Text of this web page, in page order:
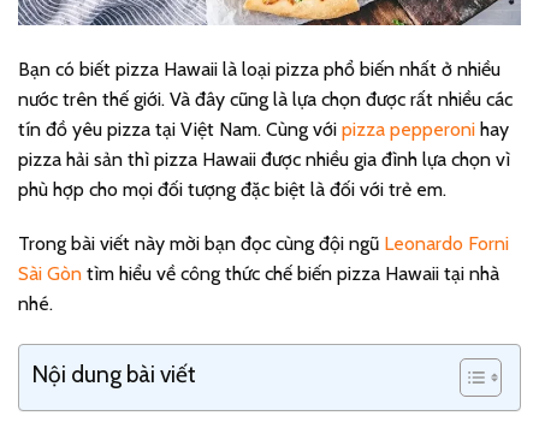
Bạn có biết pizza Hawaii là loại pizza phổ biến nhất ở nhiều
nước trên thế giới. Và đây cũng là lựa chọn được rất nhiều các
tín đồ yêu pizza tại Việt Nam. Cùng với pizza pepperoni hay
pizza hải sản thì pizza Hawaii được nhiều gia đình lựa chọn vì
phù hợp cho mọi đối tượng đặc biệt là đối với trẻ em.
Trong bài viết này mời bạn đọc cùng đội ngũ Leonardo Forni
Sài Gòn tìm hiểu về công thức chế biến pizza Hawaii tại nhà
nhé.
Nội dung bài viết